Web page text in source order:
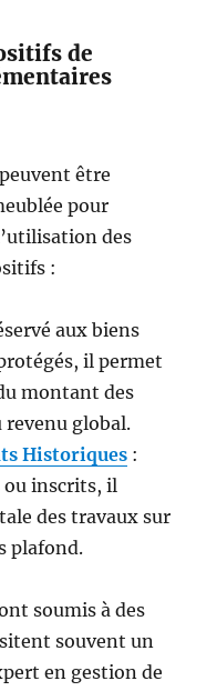
de
être
pour
des
:
aux biens
il permet
montant des
global.
Historiques :
ou inscrits, il
des travaux sur
plafond.
soumis à des
souvent un
en gestion de